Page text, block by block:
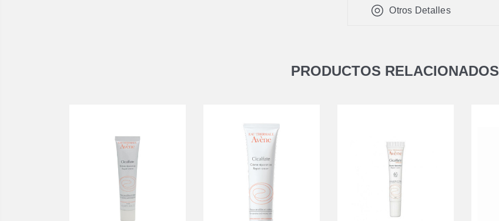
Otros Detalles
PRODUCTOS RELACIONADOS